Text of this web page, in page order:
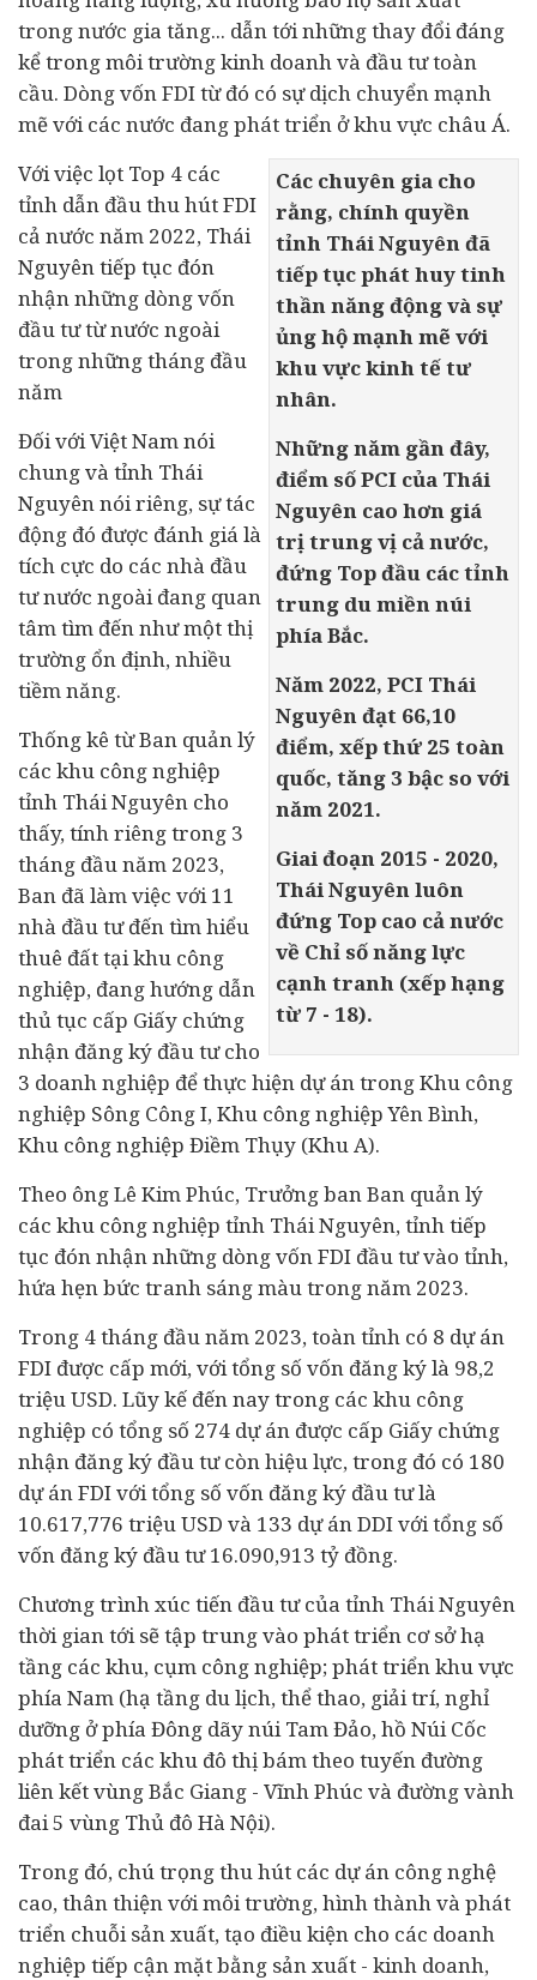
trong nước gia tăng... dẫn tới những thay đổi đáng
kể trong môi trường kinh doanh và đầu tư toàn
cầu. Dòng vốn FDI từ đó có sự dịch chuyển mạnh
mẽ với các nước đang phát triển ở khu vực châu Á.
Các chuyên gia cho
rằng, chính quyền
tỉnh Thái Nguyên đã
tiếp tục phát huy tinh
thần năng động và sự
ủng hộ mạnh mẽ với
khu vực kinh tế tư
nhân.
Những năm gần đây,
điểm số PCI của Thái
Nguyên cao hơn giá
trị trung vị cả nước,
đứng Top đầu các tỉnh
trung du miền núi
phía Bắc.
Năm 2022, PCI Thái
Nguyên đạt 66,10
điểm, xếp thứ 25 toàn
quốc, tăng 3 bậc so với
năm 2021.
Giai đoạn 2015 - 2020,
Thái Nguyên luôn
đứng Top cao cả nước
về Chỉ số năng lực
cạnh tranh (xếp hạng
từ 7 - 18).
Với việc lọt Top 4 các
tỉnh dẫn đầu thu hút FDI
cả nước năm 2022, Thái
Nguyên tiếp tục đón
nhận những dòng vốn
đầu tư từ nước ngoài
trong những tháng đầu
năm
Đối với Việt Nam nói
chung và tỉnh Thái
Nguyên nói riêng, sự tác
động đó được đánh giá là
tích cực do các nhà đầu
tư nước ngoài đang quan
tâm tìm đến như một thị
trường ổn định, nhiều
tiềm năng.
Thống kê từ Ban quản lý
các khu công nghiệp
tỉnh Thái Nguyên cho
thấy, tính riêng trong 3
tháng đầu năm 2023,
Ban đã làm việc với 11
nhà đầu tư đến tìm hiểu
thuê đất tại khu công
nghiệp, đang hướng dẫn
thủ tục cấp Giấy chứng
nhận đăng ký đầu tư cho
3 doanh nghiệp để thực hiện dự án trong Khu công
nghiệp Sông Công I,Khu công nghiệpYên Bình,
Khu công nghiệp Điềm Thụy (Khu A).
Theo ông Lê Kim Phúc, Trưởng ban Ban quản lý
các khu công nghiệp tỉnh Thái Nguyên, tỉnh tiếp
tục đón nhận những dòng vốn FDI đầu tư vào tỉnh,
hứa hẹn bức tranh sáng màu trong năm 2023.
Trong 4 tháng đầu năm 2023, toàn tỉnh có 8 dự án
FDI được cấp mới, với tổng số vốn đăng ký là 98,2
triệu USD. Lũy kế đến nay trong các khu công
nghiệp có tổng số 274 dự án được cấp Giấy chứng
nhận đăng ký đầu tư còn hiệu lực, trong đó có 180
dự án FDI với tổng số vốn đăng ký đầu tư là
10.617,776 triệu USD và 133 dự án DDI với tổng số
vốn đăng ký đầu tư 16.090,913 tỷ đồng.
Chương trình xúc tiến đầu tư của tỉnh Thái Nguyên
thời gian tới sẽ tập trung vào phát triển cơ sở hạ
tầng các khu, cụm công nghiệp; phát triển khu vực
phía Nam (hạ tầng du lịch, thể thao, giải trí, nghỉ
dưỡng ở phía Đông dãy núi Tam Đảo, hồ Núi Cốc
phát triển các khu đô thị bám theo tuyến đường
liên kết vùng Bắc Giang - Vĩnh Phúc và đường vành
đai 5 vùng Thủ đô Hà Nội).
Trong đó, chú trọng thu hút các dự án công nghệ
cao, thân thiện với môi trường, hình thành và phát
triển chuỗi sản xuất, tạo điều kiện cho các doanh
nghiệp tiếp cận mặt bằng sản xuất - kinh doanh,